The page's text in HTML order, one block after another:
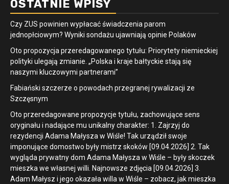
OSTATNIE WPISY
Czy ZUS powinien wypłacać świadczenia parom
jednopłciowym? Wyniki sondażu ujawniają opinie Polaków
Oto propozycja przeredagowanego tytułu: Priorytety niemieckiej
polityki ulegają zmianie. „Polska i kraje bałtyckie stają się
naszymi kluczowymi partnerami”
Fabiański szczerze o powodach przegranej rywalizacji ze
Szczęsnym
Oto przeredagowane propozycje tytułu, zachowujące sens
oryginału i nadające mu unikalny charakter: 1. Zajrzyj do
rezydencji Adama Małysza w Wiśle! Tak urządził swoje
imponujące domostwo były mistrz skoków [09.04.2026] 2. Tak
wygląda prywatny dom Adama Małysza w Wiśle – były skoczek
mieszka we własnej willi. Najnowsze zdjęcia [09.04.2026] 3.
Adam Małysz i jego okazała willa w Wiśle – zobacz, jak mieszka